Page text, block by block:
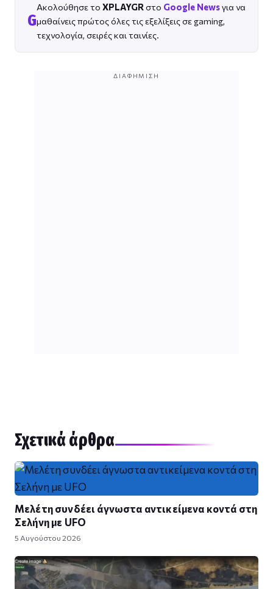
G
Ακολούθησε το XPLAYGR στο Google Newsγια να
μαθαίνεις πρώτος όλες τις εξελίξεις σε gaming,
τεχνολογία, σειρές και ταινίες.
ΔΙΑΦΉΜΙΣΗ
Σχετικά άρθρα
Μελέτη συνδέει άγνωστα αντικείμενα κοντά στη
Σελήνη με UFO
5 Αυγούστου 2026